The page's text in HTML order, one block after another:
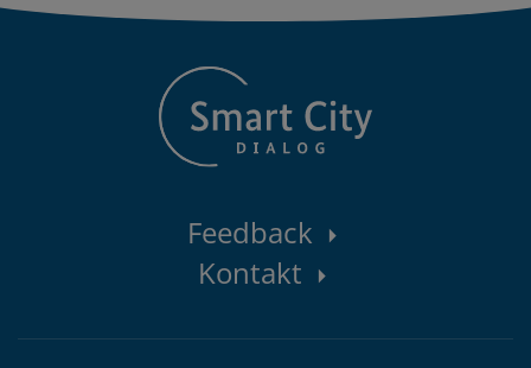
Kontaktbereich
Feedback
Kontakt